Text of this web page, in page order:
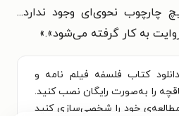
چارچوب نحوی‌ای وجود ندارد...
به کار گرفته می‌شود».»
کتاب فلسفه فیلم نامه و
را به‌صورت رایگان نصب کنید.
خود را شخصی‌سازی کنید